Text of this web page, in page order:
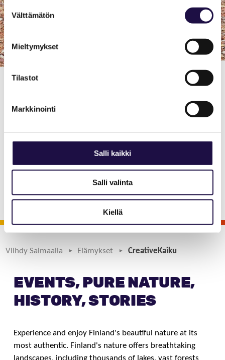
Suostumuksen
valinta
Välttämätön
Mieltymykset
Tilastot
Markkinointi
Salli kaikki
Salli valinta
Kiellä
that produces a wide range of cultural, event
and programme services for different occasions,
creatively combining tradition and modernity,
nature and culture.
Viihdy Saimaalla Elämykset CreativeKaiku
EVENTS, PURE NATURE,
HISTORY, STORIES
Experience and enjoy Finland's beautiful nature at its
most authentic. Finland's nature offers breathtaking
landscapes, including thousands of lakes, vast forests